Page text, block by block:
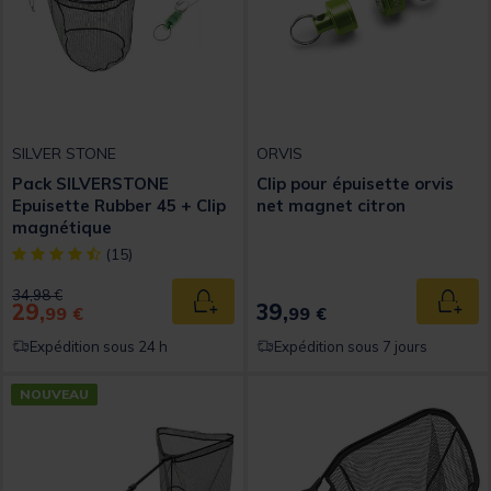
SILVER STONE
Pack SILVERSTONE
Epuisette Rubber 45 + Clip
magnétique
[object Object] out of 5 Customer Rating
(15)
Price reduced from
34,98 €to
29,99 € Ajouter au panier
Expédition sous 24 h
ORVIS
Clip pour épuisette orvis
net magnet citron
39,99 €
Expédition sous 7 jours
NOUVEAU